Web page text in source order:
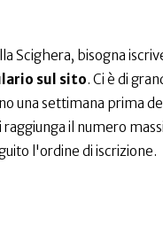
Scighera, bisogna
sul sito. Ci è di
una settimana prima
raggiunga il numero
l'ordine di iscrizione.